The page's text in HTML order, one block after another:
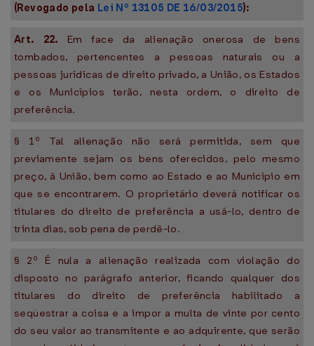
(Revogado pela Lei Nº 13105 DE 16/03/2015):
Art. 22. Em face da alienação onerosa de bens
tombados, pertencentes a pessoas naturais ou a
pessoas jurídicas de direito privado, a União, os Estados
e os Municípios terão, nesta ordem, o direito de
preferência.
§ 1º Tal alienação não será permitida, sem que
previamente sejam os bens oferecidos, pelo mesmo
preço, à União, bem como ao Estado e ao Município em
que se encontrarem. O proprietário deverá notificar os
titulares do direito de preferência a usá-lo, dentro de
trinta dias, sob pena de perdê-lo.
§ 2º É nula a alienação realizada com violação do
disposto no parágrafo anterior, ficando qualquer dos
titulares do direito de preferência habilitado a
seqüestrar a coisa e a impor a multa de vinte por cento
do seu valor ao transmitente e ao adquirente, que serão